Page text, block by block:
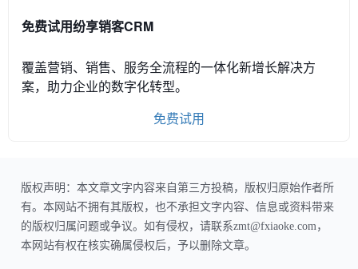
免费试用纷享销客CRM
覆盖营销、销售、服务全流程的一体化新增长解决方
案，助力企业的数字化转型。
免费试用
版权声明：本文章文字内容来自第三方投稿，版权归原始作者所
有。本网站不拥有其版权，也不承担文字内容、信息或资料带来
的版权归属问题或争议。如有侵权，请联系zmt@fxiaoke.com，
本网站有权在核实确属侵权后，予以删除文章。